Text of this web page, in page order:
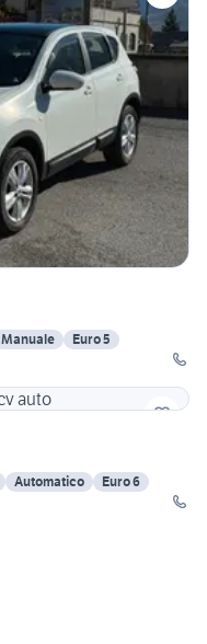
Manuale
Euro 5
Automatico
Euro 6